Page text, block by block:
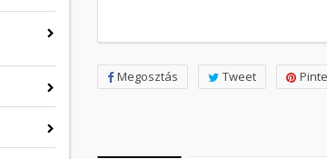
Megosztás Tweet